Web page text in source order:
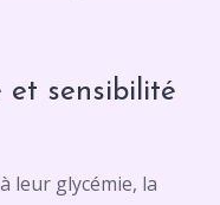
et sensibilité
leur glycémie, la